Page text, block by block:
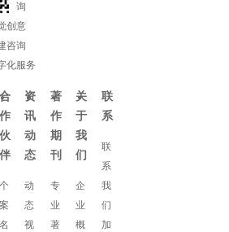
咨询
创意
咨询
化服务
合
作
伙
伴
个
案
名
资
讯
动
态
动
态
视
著
作
期
刊
专
业
著
关
于
我
们
企
业
概
联
系
联
系
我
们
加